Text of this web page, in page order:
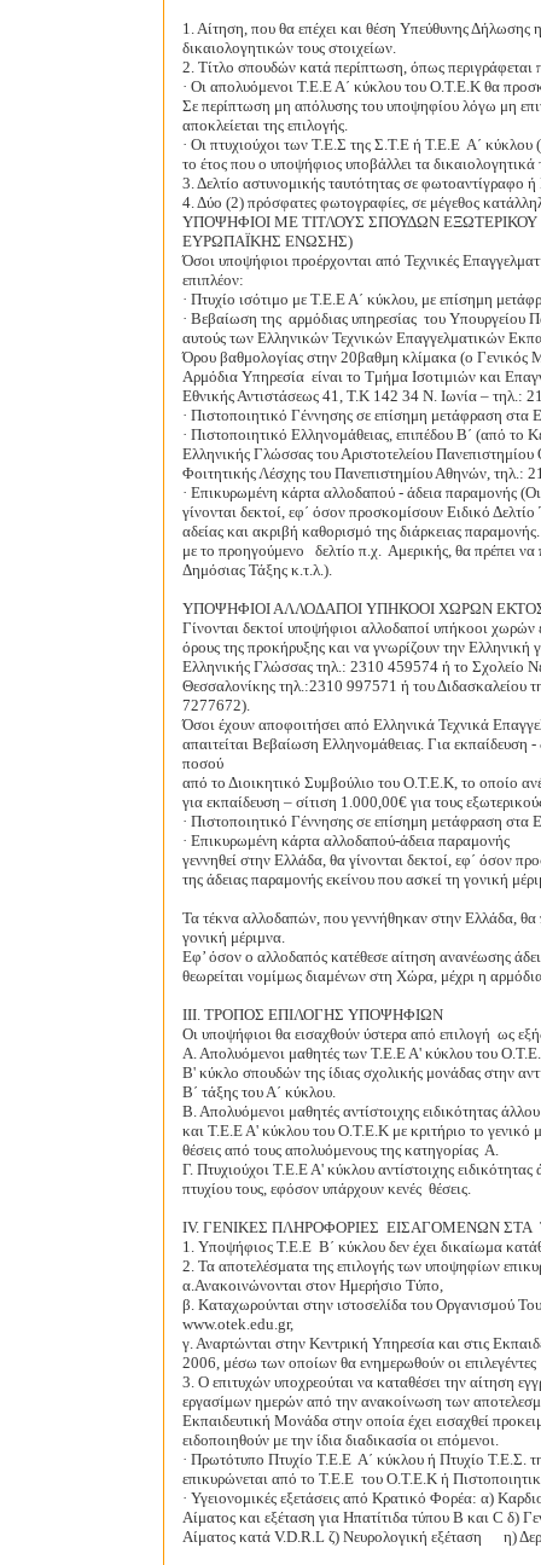
1. Αίτηση, που θα επέχει και θέση Υπεύθυνης
δικαιολογητικών τους στοιχείων.
2. Τίτλο σπουδών κατά περίπτωση, όπως
· Οι απολυόμενοι Τ.Ε.Ε Α΄ κύκλου του Ο.Τ.Ε.Κ θα
Σε περίπτωση μη απόλυσης του υποψηφίου λόγω μη
αποκλείεται της επιλογής.
· Οι πτυχιούχοι των Τ.Ε.Σ της Σ.Τ.Ε ή Τ.Ε.Ε Α΄ κύκλου
το έτος που ο υποψήφιος υποβάλλει τα
3. Δελτίο αστυνομικής ταυτότητας σε φωτοαντίγραφο
4. Δύο (2) πρόσφατες φωτογραφίες, σε μέγεθος
ΥΠΟΨΗΦΙΟΙ ΜΕ ΤΙΤΛΟΥΣ ΣΠΟΥΔΩΝ
ΕΥΡΩΠΑΪΚΗΣ ΕΝΩΣΗΣ)
Όσοι υποψήφιοι προέρχονται από Τεχνικές
επιπλέον:
· Πτυχίο ισότιμο με Τ.Ε.Ε Α΄ κύκλου, με επίσημη
· Βεβαίωση της αρμόδιας υπηρεσίας του Υπουργείου
αυτούς των Ελληνικών Τεχνικών Επαγγελματικών
Όρου βαθμολογίας στην 20βαθμη κλίμακα (ο Γενικός
Αρμόδια Υπηρεσία είναι το Τμήμα Ισοτιμιών και
Εθνικής Αντιστάσεως 41, Τ.Κ 142 34 Ν. Ιωνία – τηλ.:
· Πιστοποιητικό Γέννησης σε επίσημη μετάφραση στα
· Πιστοποιητικό Ελληνομάθειας, επιπέδου Β΄ (από
Ελληνικής Γλώσσας του Αριστοτελείου
Φοιτητικής Λέσχης του Πανεπιστημίου Αθηνών, τηλ.:
· Επικυρωμένη κάρτα αλλοδαπού - άδεια παραμονής
γίνονται δεκτοί, εφ΄ όσον προσκομίσουν Ειδικό
αδείας και ακριβή καθορισμό της διάρκειας παραμονής.
με το προηγούμενο
δελτίο π.χ. Αμερικής, θα πρέπει
Δημόσιας Τάξης κ.τ.λ.).
ΥΠΟΨΗΦΙΟΙ ΑΛΛΟΔΑΠΟΙ ΥΠΗΚΟΟΙ ΧΩΡΩΝ
Γίνονται δεκτοί υποψήφιοι αλλοδαποί υπήκοοι
όρους της προκήρυξης και να γνωρίζουν την
Ελληνικής Γλώσσας τηλ.: 2310 459574 ή το Σχολείο
Θεσσαλονίκης τηλ.:2310 997571 ή του Διδασκαλείου
7277672).
Όσοι έχουν αποφοιτήσει από Ελληνικά Τεχνικά
απαιτείται Βεβαίωση Ελληνομάθειας. Για εκπαίδευση -
ποσού
από το Διοικητικό Συμβούλιο του Ο.Τ.Ε.Κ, το οποίο
για εκπαίδευση – σίτιση 1.000,00€ για τους
· Πιστοποιητικό Γέννησης σε επίσημη μετάφραση στα
· Επικυρωμένη κάρτα αλλοδαπού-άδεια παραμονής
γεννηθεί στην Ελλάδα, θα γίνονται δεκτοί, εφ΄ όσον
της άδειας παραμονής εκείνου που ασκεί τη γονική
Τα τέκνα αλλοδαπών, που γεννήθηκαν στην Ελλάδα, θα
γονική μέριμνα.
Εφ’ όσον ο αλλοδαπός κατέθεσε αίτηση ανανέωσης
θεωρείται νομίμως διαμένων στη Χώρα, μέχρι η
III. ΤΡΟΠΟΣ ΕΠΙΛΟΓΗΣ ΥΠΟΨΗΦΙΩΝ
Οι υποψήφιοι θα εισαχθούν ύστερα από επιλογή ως
Α. Απολυόμενοι μαθητές των Τ.Ε.Ε Α' κύκλου του
Β' κύκλο σπουδών της ίδιας σχολικής μονάδας στην
Β΄ τάξης του Α΄ κύκλου.
Β. Απολυόμενοι μαθητές αντίστοιχης ειδικότητας
και Τ.Ε.Ε Α' κύκλου του Ο.Τ.Ε.Κ με κριτήριο το γενικό
θέσεις από τους απολυόμενους της κατηγορίας Α.
Γ. Πτυχιούχοι Τ.Ε.Ε Α' κύκλου αντίστοιχης
πτυχίου τους, εφόσον υπάρχουν κενές θέσεις.
ΙV. ΓΕΝΙΚΕΣ ΠΛΗΡΟΦΟΡΙΕΣ ΕΙΣΑΓΟΜΕΝΩΝ ΣΤΑ
1. Υποψήφιος Τ.Ε.Ε Β΄ κύκλου δεν έχει δικαίωμα
2. Τα αποτελέσματα της επιλογής των υποψηφίων
α.Ανακοινώνονται στον Ημερήσιο Τύπο,
β. Καταχωρούνται στην ιστοσελίδα του Οργανισμού
www.otek.edu.gr,
γ. Αναρτώνται στην Κεντρική Υπηρεσία και στις
2006, μέσω των οποίων θα ενημερωθούν οι επιλεγέντες
3. Ο επιτυχών υποχρεούται να καταθέσει την αίτηση
εργασίμων ημερών από την ανακοίνωση των
Εκπαιδευτική Μονάδα στην οποία έχει εισαχθεί
ειδοποιηθούν με την ίδια διαδικασία οι επόμενοι.
· Πρωτότυπο Πτυχίο Τ.Ε.Ε Α΄ κύκλου ή Πτυχίο Τ.Ε.Σ.
επικυρώνεται από το Τ.Ε.Ε του Ο.Τ.Ε.Κ ή
· Υγειονομικές εξετάσεις από Κρατικό Φορέα: α)
Αίματος και εξέταση για Ηπατίτιδα τύπου Β και C δ)
Αίματος κατά V.D.R.L ζ) Νευρολογική εξέταση
η)